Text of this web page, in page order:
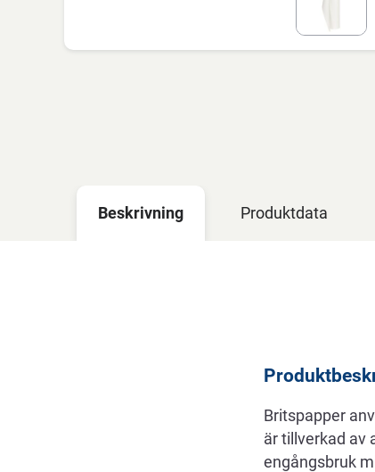
Beskrivning Produktdata
Britspapper
är tillverkad av
engångsbruk